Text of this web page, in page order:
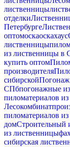
лиственницы
отделки
Петербурге
оптомоскаоскахаус
лиственницы
из лиственницы в
купить оптом
производителя
сибирскойПогонаж
СПбпогонажные
пиломатериалов
Лесокомбинат
пиломатериалов
домСтроительный
из лиственницы
сибирская